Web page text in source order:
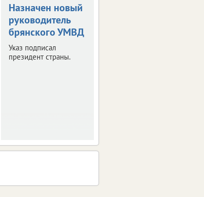
Назначен новый
руководитель
брянского УМВД
Указ подписал
президент страны.